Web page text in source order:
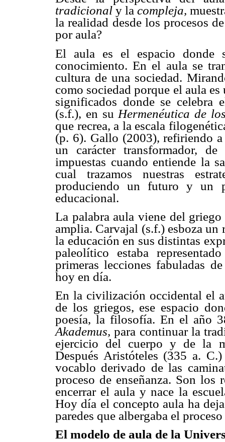
tradicionaly lacompleja,
la realidad desde los procesos
por aula?
El aula es el espacio donde
conocimiento. En el aula se
cultura de una sociedad.
como sociedad porque el aula
significados donde se celebra
(s.f.), en su Hermenéutica de
que recrea, a la escala
(p. 6). Gallo (2003), refiriendo
un carácter transformador,
impuestas cuando entiende la
cual trazamos nuestras
produciendo un futuro y un
educacional.
La palabra aula viene del griego
amplia. Carvajal (s.f.) esboza
la educación en sus distintas
paleolítico estaba
primeras lecciones fabuladas
hoy en día.
En la civilización occidental el
de los griegos, ese espacio
poesía, la filosofía. En el año
Akademus,para continuar la
ejercicio del cuerpo y de la
Después Aristóteles (335 a.
vocablo derivado de las
proceso de enseñanza. Son los
encerrar el aula y nace la
Hoy día el concepto aula ha
paredes que albergaba el
El modelo de aula de la